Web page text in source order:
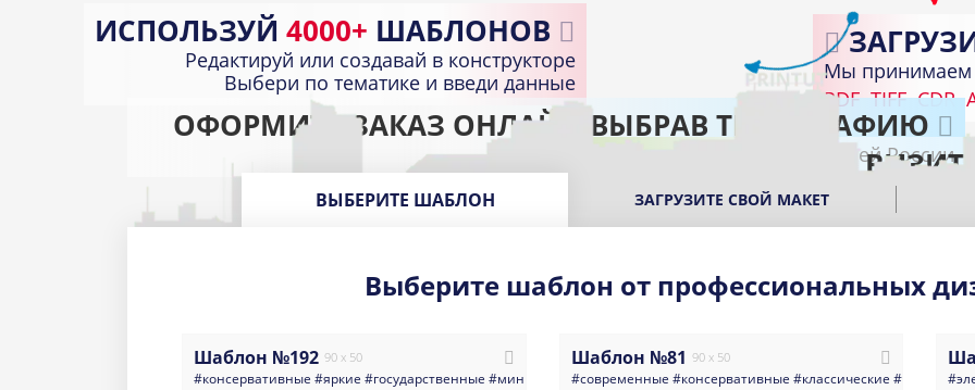
ИСПОЛЬЗУЙ 4000+ ШАБЛОНОВ
Редактируй или создавай в конструкторе
Выбери по тематике и введи данные
Мы принимаем
PDF TIFF CDR
ОФОРМИТЕ ЗАКАЗ ОНЛАЙН ВЫБРАВ ТИПОГРАФИЮ
Доставка по всей России
ПОЛУЧИТЕ ГОТОВЫЕ
В подходящем пункте выдачи вашего
ВЫБЕРИТЕ ШАБЛОН ЗАГРУЗИТЕ СВОЙ МАКЕТ
Выберите шаблон от профессиональных
Шаблон №192 90 x 50
#консервативные #яркие #государственные #министерство#администрация#светлые#герб #россия #флаг
Шаблон №81 90 x 50
#современные #консервативные #классические